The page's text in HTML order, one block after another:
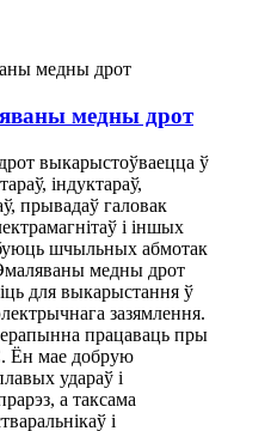
медны дрот
выкарыстоўваецца ў
індуктараў,
прывадаў галовак
і іншых
шчыльных абмотак
медны дрот
для выкарыстання ў
зазямлення.
працаваць пры
Ён мае добрую
удараў і
а таксама
і